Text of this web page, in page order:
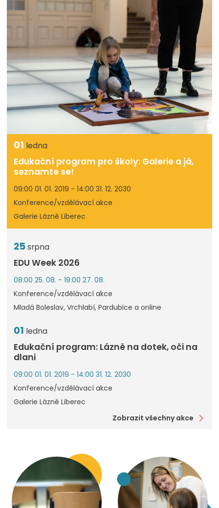
01 ledna
Edukační program pro školy: Galerie a já,
seznamte se!
09:00 01. 01. 2019 - 14:00 31. 12. 2030
Konference/vzdělávací akce
Galerie Lázně Liberec
25srpna
EDU Week 2026
08:00 25. 08. - 19:00 27. 08.
Konference/vzdělávací akce
Mladá Boleslav, Vrchlabí, Pardubice a online
01 ledna
Edukační program: Lázně na dotek, oči na
dlani
09:00 01. 01. 2019 - 14:00 31. 12. 2030
Konference/vzdělávací akce
Galerie Lázně Liberec
Zobrazit všechny akce